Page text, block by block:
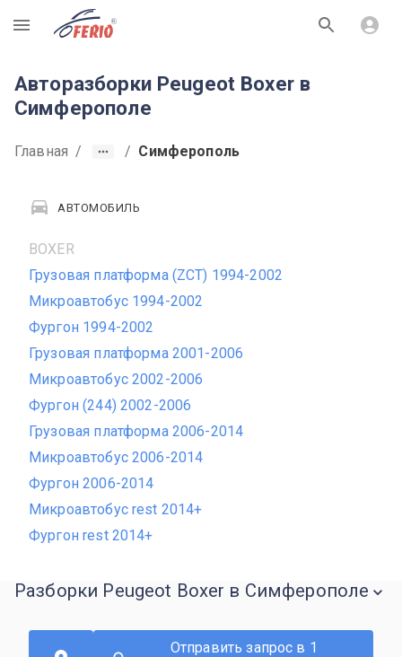
R
Авторазборки Peugeot Boxer в
Симферополе
Главная / / Симферополь
АВТОМОБИЛЬ
BOXER
Грузовая платформа (ZCT) 1994-2002
Микроавтобус 1994-2002
Фургон 1994-2002
Грузовая платформа 2001-2006
Микроавтобус 2002-2006
Фургон (244) 2002-2006
Грузовая платформа 2006-2014
Микроавтобус 2006-2014
Фургон 2006-2014
Микроавтобус rest 2014+
Фургон rest 2014+
Разборки Peugeot Boxer в Симферополе
Отправить запрос в 1